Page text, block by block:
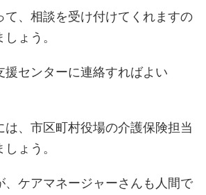
て、相談を受け付けてくれますの
ょう。
援センターに連絡すればよい
は、市区町村役場の介護保険担当
ょう。
、ケアマネージャーさんも人間で